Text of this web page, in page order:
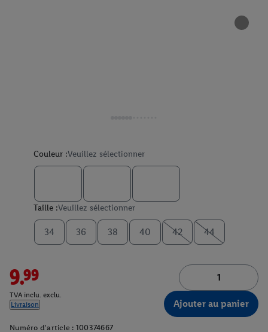
Couleur :Veuillez sélectionner
Taille :Veuillez sélectionner
34 36 38 40 42 44
9.99
TVA inclu. exclu.
Livraison
Ajouter au panier
Numéro d'article : 100374667